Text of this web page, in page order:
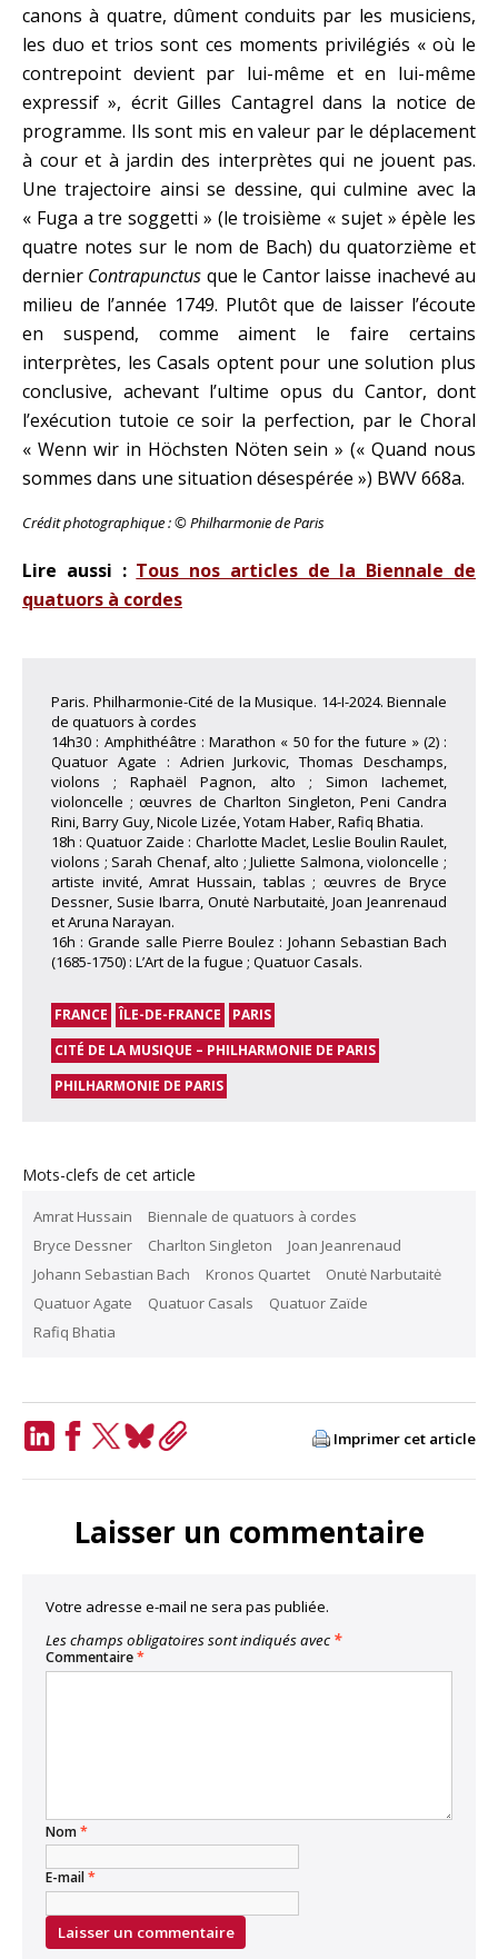
canons à quatre, dûment conduits par les musiciens,
les duo et trios sont ces moments privilégiés « où le
contrepoint devient par lui-même et en lui-même
expressif », écrit Gilles Cantagrel dans la notice de
programme. Ils sont mis en valeur par le déplacement
à cour et à jardin des interprètes qui ne jouent pas.
Une trajectoire ainsi se dessine, qui culmine avec la
« Fuga a tre soggetti » (le troisième « sujet » épèle les
quatre notes sur le nom de Bach) du quatorzième et
dernier Contrapunctus que le Cantor laisse inachevé au
milieu de l’année 1749. Plutôt que de laisser l’écoute
en suspend, comme aiment le faire certains
interprètes, les Casals optent pour une solution plus
conclusive, achevant l’ultime opus du Cantor, dont
l’exécution tutoie ce soir la perfection, par le Choral
« Wenn wir in Höchsten Nöten sein » (« Quand nous
sommes dans une situation désespérée ») BWV 668a.
Crédit photographique : © Philharmonie de Paris
Lire aussi : Tous nos articles de la Biennale de
quatuors à cordes
Paris. Philharmonie-Cité de la Musique. 14-I-2024. Biennale
de quatuors à cordes
14h30 : Amphithéâtre : Marathon « 50 for the future » (2) :
Quatuor Agate : Adrien Jurkovic, Thomas Deschamps,
violons ; Raphaël Pagnon, alto ; Simon Iachemet,
violoncelle ; œuvres de Charlton Singleton, Peni Candra
Rini, Barry Guy, Nicole Lizée, Yotam Haber, Rafiq Bhatia.
18h : Quatuor Zaide : Charlotte Maclet, Leslie Boulin Raulet,
violons ; Sarah Chenaf, alto ; Juliette Salmona, violoncelle ;
artiste invité, Amrat Hussain, tablas ; œuvres de Bryce
Dessner, Susie Ibarra, Onutė Narbutaitė, Joan Jeanrenaud
et Aruna Narayan.
16h : Grande salle Pierre Boulez : Johann Sebastian Bach
(1685-1750) : L’Art de la fugue ; Quatuor Casals.
FRANCE ÎLE-DE-FRANCE
PARIS
CITÉ DE LA MUSIQUE – PHILHARMONIE DE PARIS
PHILHARMONIE DE PARIS
Mots-clefs de cet article
Amrat Hussain
Biennale de quatuors à cordes
Bryce Dessner
Charlton Singleton
Joan Jeanrenaud
Johann Sebastian Bach
Kronos Quartet
Onutė Narbutaitė
Quatuor Agate
Quatuor Casals
Quatuor Zaïde
Rafiq Bhatia
Imprimer cet article
Laisser un commentaire
Votre adresse e-mail ne sera pas publiée.
Les champs obligatoires sont indiqués avec *
Commentaire*
Nom*
E-mail*